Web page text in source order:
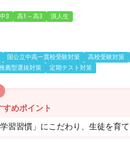
3 高1～高3 浪人生
国公立中高一貫校受験対策 高校受験対策
薦型選抜対策
定期テスト対策
めポイント
習習慣」にこだわり、生徒を育